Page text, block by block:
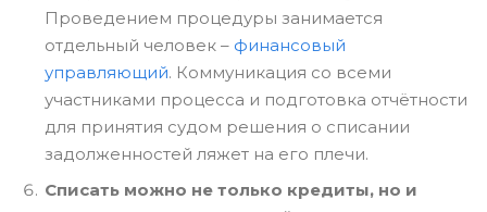
Проведением процедуры занимается
отдельный человек – финансовый
управляющий. Коммуникация со всеми
участниками процесса и подготовка отчётности
для принятия судом решения о списании
задолженностей ляжет на его плечи.
Списать можно не только кредиты, но и